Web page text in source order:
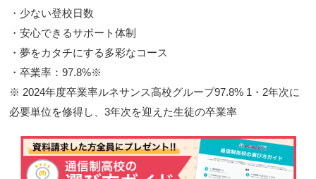
・少ない登校日数
・安心できるサポート体制
・夢をカタチにする多彩なコース
・卒業率：97.8%※
※ 2024年度卒業率ルネサンス高校グループ97.8% 1・2年次に
必要単位を修得し、3年次を迎えた生徒の卒業率